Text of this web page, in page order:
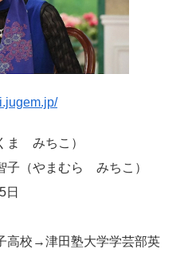
ま みちこ）
子（やまむら みちこ）
日
高校→津田塾大学学芸部英